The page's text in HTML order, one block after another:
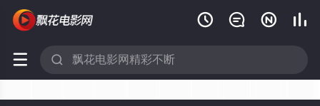
   
 